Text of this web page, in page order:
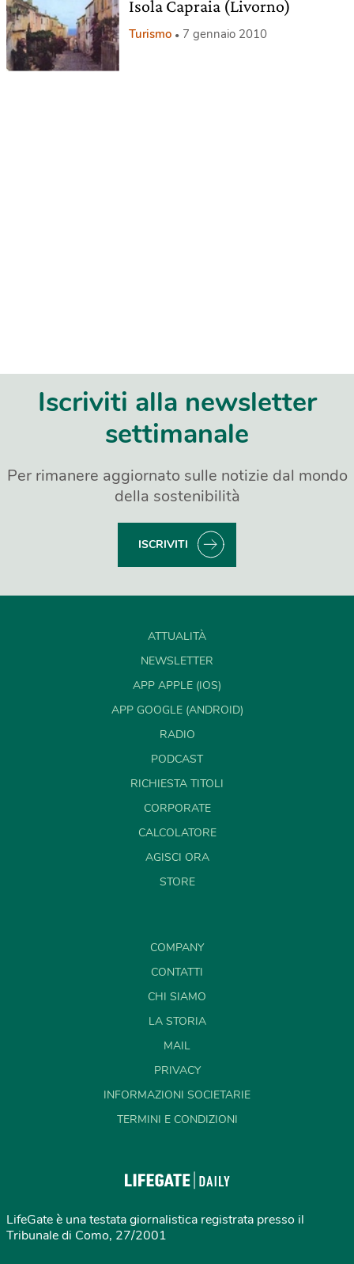
Isola Capraia (Livorno)
Turismo 7 gennaio 2010
Iscriviti alla newsletter
settimanale
Per rimanere aggiornato sulle notizie dal mondo
della sostenibilità
ISCRIVITI
ATTUALITÀ
NEWSLETTER
APP APPLE (IOS)
APP GOOGLE (ANDROID)
RADIO
PODCAST
RICHIESTA TITOLI
CORPORATE
CALCOLATORE
AGISCI ORA
STORE
COMPANY
CONTATTI
CHI SIAMO
LA STORIA
MAIL
PRIVACY
INFORMAZIONI SOCIETARIE
TERMINI E CONDIZIONI
LifeGate è una testata giornalistica registrata presso il
Tribunale di Como, 27/2001